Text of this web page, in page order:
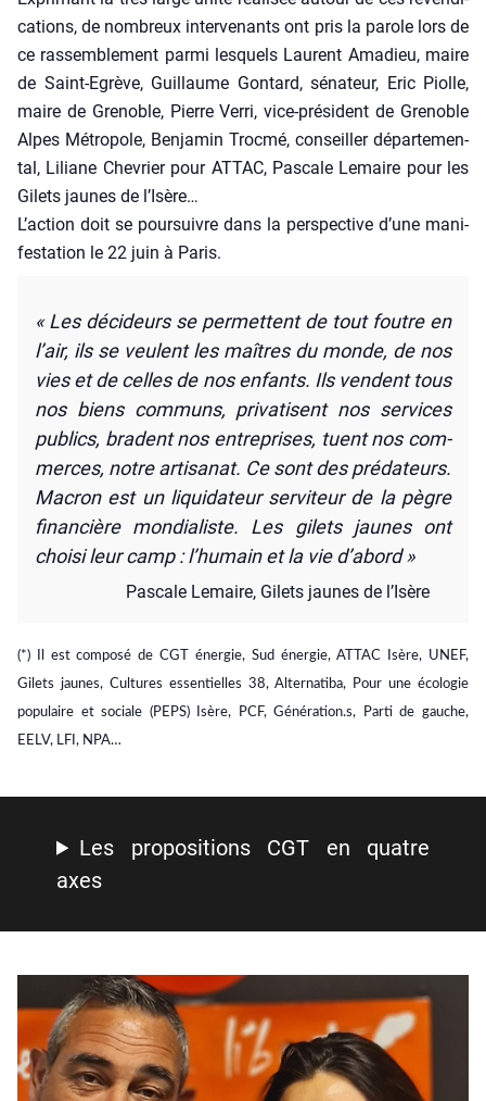
ca­tions, de nom­breux inter­ve­nants ont pris la parole lors de
ce ras­sem­ble­ment par­mi les­quels Laurent Ama­dieu, maire
de Saint-Egrève, Guillaume Gon­tard, séna­teur, Eric Piolle,
maire de Gre­noble, Pierre Ver­ri, vice-pré­sident de Gre­noble
Alpes Métro­pole, Ben­ja­min Troc­mé, conseiller dépar­te­men­
tal, Liliane Che­vrier pour ATTAC, Pas­cale Lemaire pour les
Gilets jaunes de l’Isère…
L’action doit se pour­suivre dans la pers­pec­tive d’une mani­
fes­ta­tion le 22 juin à Paris.
« Les déci­deurs se per­mettent de tout foutre en
l’air, ils se veulent les maîtres du monde, de nos
vies et de celles de nos enfants. Ils vendent tous
nos biens com­muns, pri­va­tisent nos ser­vices
publics, bradent nos entre­prises, tuent nos com­
merces, notre arti­sa­nat. Ce sont des pré­da­teurs.
Macron est un liqui­da­teur ser­vi­teur de la pègre
finan­cière mon­dia­liste. Les gilets jaunes ont
choi­si leur camp : l’humain et la vie d’abord »
Pas­cale Lemaire, Gilets jaunes de l’Isère
(*) Il est com­po­sé de CGT éner­gie, Sud éner­gie, ATTAC Isère, UNEF,
Gilets jaunes, Cultures essen­tielles 38, Alter­na­ti­ba, Pour une éco­lo­gie
popu­laire et sociale (PEPS) Isère, PCF, Génération.s, Par­ti de gauche,
EELV, LFI, NPA…
Les pro­po­si­tions CGT en quatre
axes